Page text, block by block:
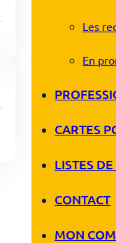
Les
En
CARTES
LISTES
CONTACT
MON